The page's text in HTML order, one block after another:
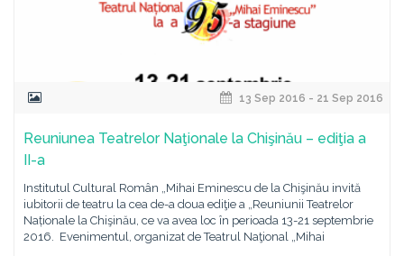
13 Sep 2016 - 21 Sep 2016
Reuniunea Teatrelor Naţionale la Chişinău – ediţia a
II-a
Institutul Cultural Român „Mihai Eminescu de la Chişinău invită
iubitorii de teatru la cea de-a doua ediţie a „Reuniunii Teatrelor
Naționale la Chişinău, ce va avea loc în perioada 13-21 septembrie
2016. Evenimentul, organizat de Teatrul Naţional „Mihai